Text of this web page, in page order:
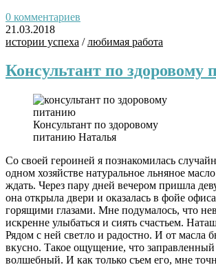
0 комментариев
21.03.2018
истории успеха /любимая работа
Консультант по здоровому
Консультант по здоровому
питанию Наталья
Со своей героиней я познакомилась
одном хозяйстве натуральное льняное
ждать. Через пару дней вечером пришла
она открыла двери и оказалась в фойе
горящими глазами. Мне подумалось, что
искренне улыбаться и сиять счастьем.
Рядом с ней светло и радостно. И от масла
вкусно. Такое ощущение, что
волшебный. И как только съем его, мне